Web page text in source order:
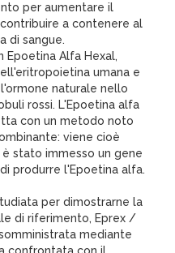
per aumentare il
a contenere al
di sangue.
Epoetina Alfa Hexal,
umana e
naturale nello
rossi. L'Epoetina alfa
con un metodo noto
viene cioè
stato immesso un gene
produrre l'Epoetina alfa.
per dimostrarne la
di riferimento, Eprex /
mediante